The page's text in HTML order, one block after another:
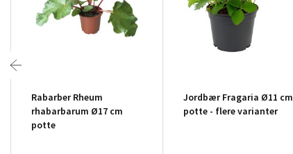
Rabarber Rheum
rhabarbarum Ø17 cm
potte
Jordbær Fragaria Ø11 cm
potte - flere varianter